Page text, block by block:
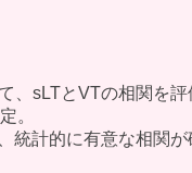
、sLTとVTの相関を評
。
統計的に有意な相関が